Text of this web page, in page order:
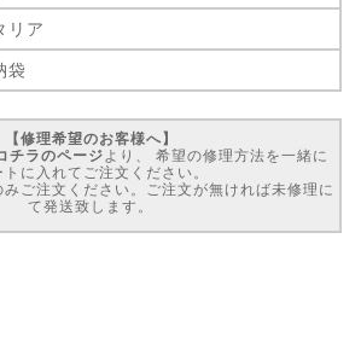
リア
袋
【修理希望のお客様へ】
チラのページ より、 希望の修理方法を一緒に
トに入れてご注文ください。
ご注文ください。ご注文が無ければ未修理に
て発送致します。